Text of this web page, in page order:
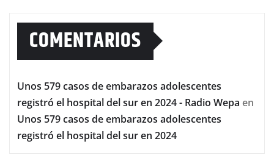
COMENTARIOS
Unos 579 casos de embarazos adolescentes
registró el hospital del sur en 2024 - Radio Wepa en
Unos 579 casos de embarazos adolescentes
registró el hospital del sur en 2024